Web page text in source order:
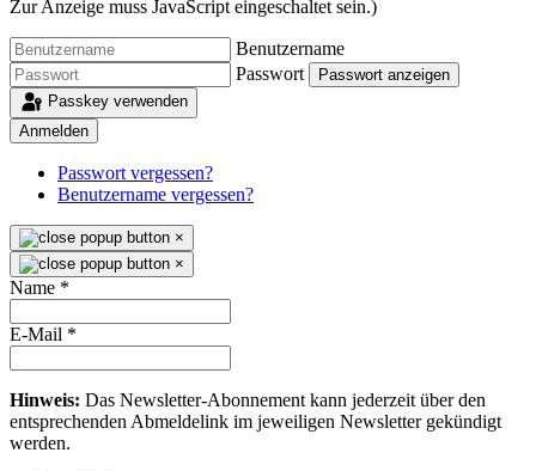
Zur Anzeige muss JavaScript eingeschaltet sein.)
Benutzername
Passwort
Passwort anzeigen
Passkey verwenden
Anmelden
Passwort vergessen?
Benutzername vergessen?
×
×
Name *
E-Mail *
Hinweis: Das Newsletter-Abonnement kann jederzeit über den
entsprechenden Abmeldelink im jeweiligen Newsletter gekündigt
werden.